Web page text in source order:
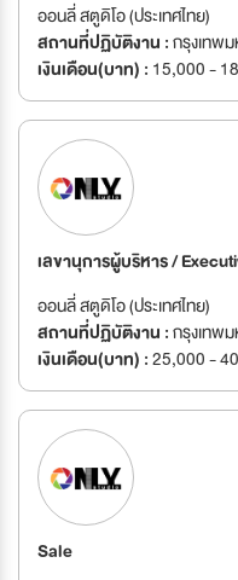
ออนลี่ สตูดิโอ (ประเทศไทย)
สถานที่ปฏิบัติงาน :กรุงเทพ
เงินเดือน(บาท) : 15,000 -
เลขานุการผู้บริหาร /
ออนลี่ สตูดิโอ (ประเทศไทย)
สถานที่ปฏิบัติงาน :กรุงเทพ
เงินเดือน(บาท) :25,000 -
Sale